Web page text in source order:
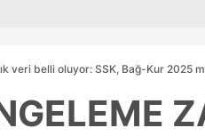
veri belli oluyor: SSK, Bağ-Kur 2025